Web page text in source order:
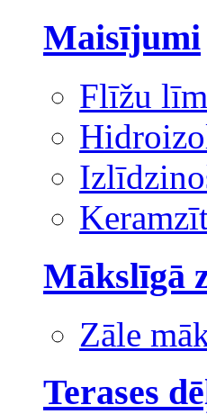
Maisījumi
Flīžu
Mākslīgā
Zāle
Terases